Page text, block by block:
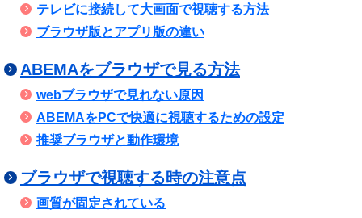
テレビに接続して大画面で視聴する方法
ブラウザ版とアプリ版の違い
ABEMAをブラウザで見る方法
webブラウザで見れない原因
ABEMAをPCで快適に視聴するための設定
推奨ブラウザと動作環境
ブラウザで視聴する時の注意点
画質が固定されている